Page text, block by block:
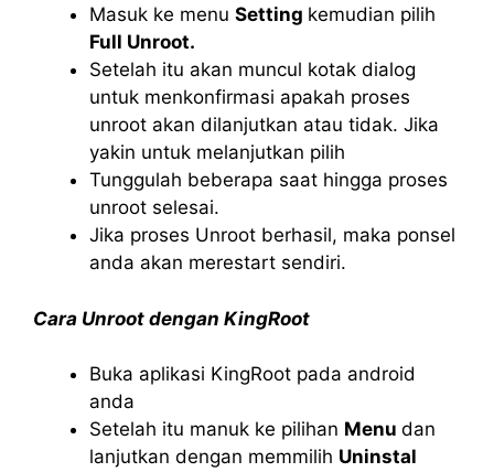
Masuk ke menu Setting kemudian pilih
Full Unroot.
Setelah itu akan muncul kotak dialog
untuk menkonfirmasi apakah proses
unroot akan dilanjutkan atau tidak. Jika
yakin untuk melanjutkan pilih
Tunggulah beberapa saat hingga proses
unroot selesai.
Jika proses Unroot berhasil, maka ponsel
anda akan merestart sendiri.
Cara Unroot dengan KingRoot
Buka aplikasi KingRoot pada android
anda
Setelah itu manuk ke pilihan Menu dan
lanjutkan dengan memmilih Uninstal